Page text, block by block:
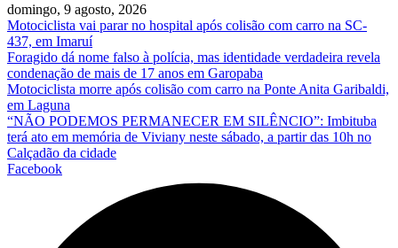
domingo, 9 agosto, 2026
Motociclista vai parar no hospital após colisão com carro na SC-
437, em Imaruí
Foragido dá nome falso à polícia, mas identidade verdadeira revela
condenação de mais de 17 anos em Garopaba
Motociclista morre após colisão com carro na Ponte Anita Garibaldi,
em Laguna
“NÃO PODEMOS PERMANECER EM SILÊNCIO”: Imbituba
terá ato em memória de Viviany neste sábado, a partir das 10h no
Calçadão da cidade
Facebook